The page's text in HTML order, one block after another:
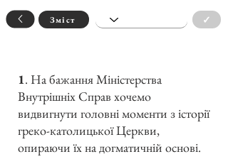
Зміст ✓
1. На бажання Міністерства
Внутрішніх Справ хочемо
видвигнути головні моменти з історії
греко-католицької Церкви,
опираючи їх на догматичній основі.